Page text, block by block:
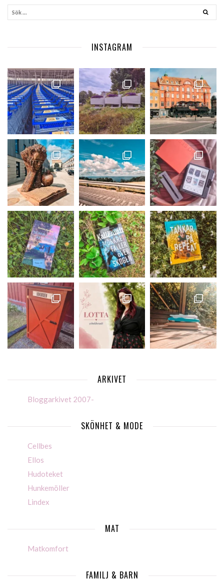
INSTAGRAM
ARKIVET
Bloggarkivet 2007-
SKÖNHET & MODE
Cellbes
Ellos
Hudoteket
Hunkemöller
Lindex
MAT
Matkomfort
FAMILJ & BARN